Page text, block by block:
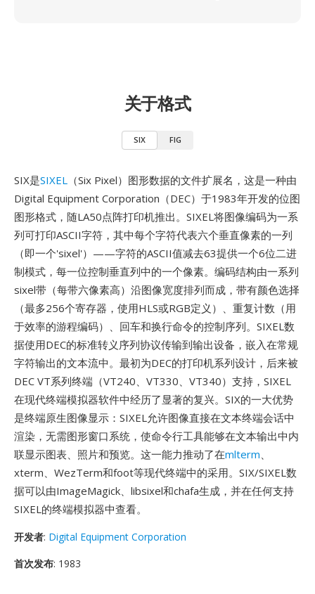
关于格式
SIX FIG
SIX是SIXEL （Six Pixel）图形数据的文件扩展名，这是一种由
Digital Equipment Corporation（DEC）于1983年开发的位图
图形格式，随LA50点阵打印机推出。SIXEL将图像编码为一系
列可打印ASCII字符，其中每个字符代表六个垂直像素的一列
（即一个'sixel'）——字符的ASCII值减去63提供一个6位二进
制模式，每一位控制垂直列中的一个像素。编码结构由一系列
sixel带（每带六像素高）沿图像宽度排列而成，带有颜色选择
（最多256个寄存器，使用HLS或RGB定义）、重复计数（用
于效率的游程编码）、回车和换行命令的控制序列。SIXEL数
据使用DEC的标准转义序列协议传输到输出设备，嵌入在常规
字符输出的文本流中。最初为DEC的打印机系列设计，后来被
DEC VT系列终端（VT240、VT330、VT340）支持，SIXEL
在现代终端模拟器软件中经历了显著的复兴。SIX的一大优势
是终端原生图像显示：SIXEL允许图像直接在文本终端会话中
渲染，无需图形窗口系统，使命令行工具能够在文本输出中内
联显示图表、照片和预览。这一能力推动了在mlterm、
xterm、WezTerm和foot等现代终端中的采用。SIX/SIXEL数
据可以由ImageMagick、libsixel和chafa生成，并在任何支持
SIXEL的终端模拟器中查看。
开发者: Digital Equipment Corporation
首次发布: 1983